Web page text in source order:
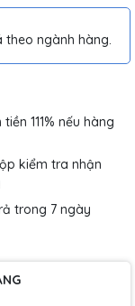
ngành hàng.
tiền 111% nếu hàng
kiểm tra nhận
trong 7 ngày